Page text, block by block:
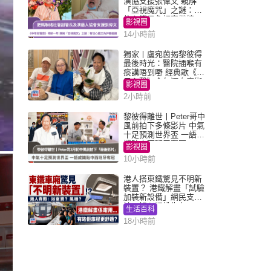
「亞視魔咒」之謎：有
信心鐵三角評審繼續
影視圈
14小時前
獨家丨盧宛茵揭黎彼得
最後時光：醫院插喉有
痰講唔到嘢 經典歌《浪
子心聲》金句源自廟街
睇相佬
影視圈
2小時前
黎彼得離世丨Peter哥中
風前拍下多條影片 中氣
十足預測世界盃 一語成
讖貼中西班牙奪冠
影視圈
10小時前
港人搭東鐵驚見不明新
裝置？ 港鐵解畫「試驗
加裝新設備」網民支
持：好似呢排先有
生活百科
18小時前